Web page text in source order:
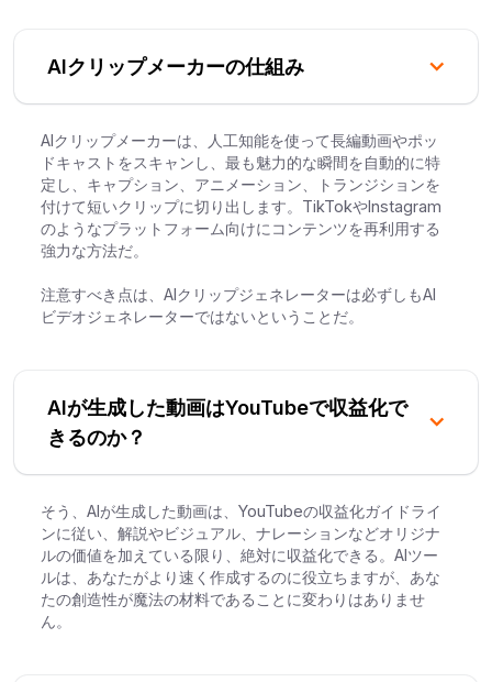
AIクリップメーカーの仕組み
AIクリップメーカーは、人工知能を使って長編動画やポッ
ドキャストをスキャンし、最も魅力的な瞬間を自動的に特
定し、キャプション、アニメーション、トランジションを
付けて短いクリップに切り出します。TikTokやInstagram
のようなプラットフォーム向けにコンテンツを再利用する
強力な方法だ。
注意すべき点は、AIクリップジェネレーターは必ずしもAI
ビデオジェネレーターではないということだ。
AIが生成した動画はYouTubeで収益化で
きるのか？
そう、AIが生成した動画は、YouTubeの収益化ガイドライ
ンに従い、解説やビジュアル、ナレーションなどオリジナ
ルの価値を加えている限り、絶対に収益化できる。AIツー
ルは、あなたがより速く作成するのに役立ちますが、あな
たの創造性が魔法の材料であることに変わりはありませ
ん。